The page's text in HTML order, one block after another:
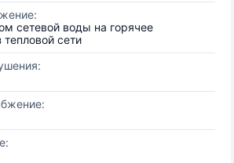
сетевой воды на горячее
сети